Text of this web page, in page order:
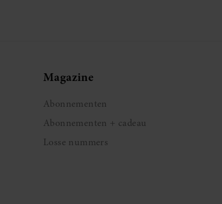
Magazine
Abonnementen
Abonnementen + cadeau
Losse nummers